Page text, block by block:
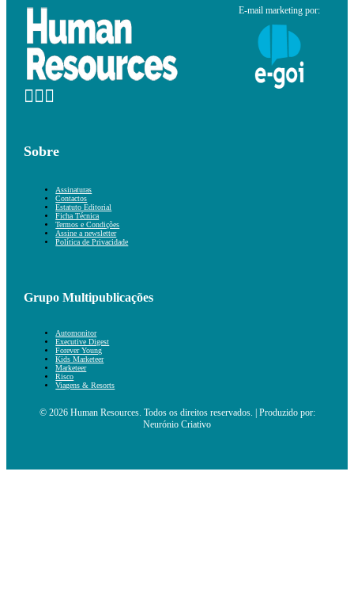
E-mail marketing por:
Sobre
Assinaturas
Contactos
Estatuto Editorial
Ficha Técnica
Termos e Condições
Assine a newsletter
Política de Privacidade
Grupo Multipublicações
Automonitor
Executive Digest
Forever Young
Kids Marketeer
Marketeer
Risco
Viagens & Resorts
© 2026 Human Resources. Todos os direitos reservados. | Produzido por:
Neurónio Criativo